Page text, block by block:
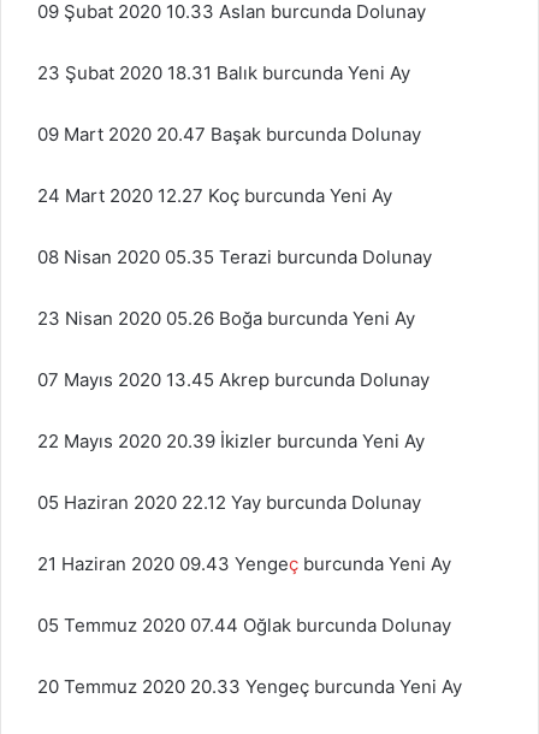
09 Şubat 2020 10.33 Aslan burcunda Dolunay
23 Şubat 2020 18.31 Balık burcunda Yeni Ay
09 Mart 2020 20.47 Başak burcunda Dolunay
24 Mart 2020 12.27 Koç burcunda Yeni Ay
08 Nisan 2020 05.35 Terazi burcunda Dolunay
23 Nisan 2020 05.26 Boğa burcunda Yeni Ay
07 Mayıs 2020 13.45 Akrep burcunda Dolunay
22 Mayıs 2020 20.39 İkizler burcunda Yeni Ay
05 Haziran 2020 22.12 Yay burcunda Dolunay
21 Haziran 2020 09.43 Yengeç burcunda Yeni Ay
05 Temmuz 2020 07.44 Oğlak burcunda Dolunay
20 Temmuz 2020 20.33 Yengeç burcunda Yeni Ay